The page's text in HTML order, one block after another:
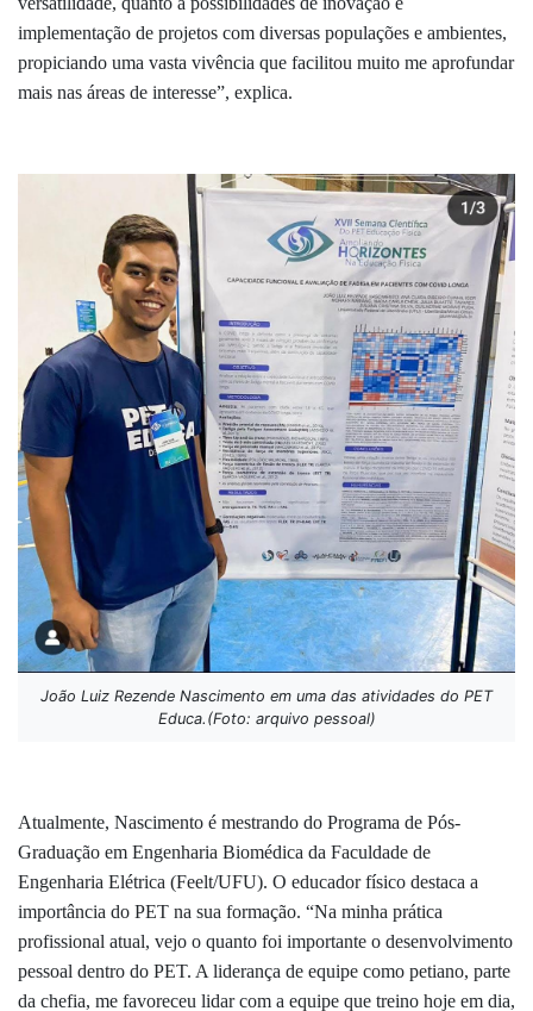
implementação de projetos com diversas populações e ambientes,
propiciando uma vasta vivência que facilitou muito me aprofundar
mais nas áreas de interesse”, explica.
João Luiz Rezende Nascimento em uma das atividades do PET
Educa.(Foto: arquivo pessoal)
Atualmente, Nascimento é mestrando do Programa de Pós-
Graduação em Engenharia Biomédica da Faculdade de
Engenharia Elétrica (Feelt/UFU). O educador físico destaca a
importância do PET na sua formação. “Na minha prática
profissional atual, vejo o quanto foi importante o desenvolvimento
pessoal dentro do PET. A liderança de equipe como petiano, parte
da chefia, me favoreceu lidar com a equipe que treino hoje em dia,